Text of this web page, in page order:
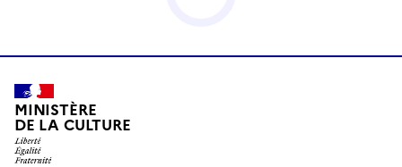
MINISTÈRE
DE LA CULTURE